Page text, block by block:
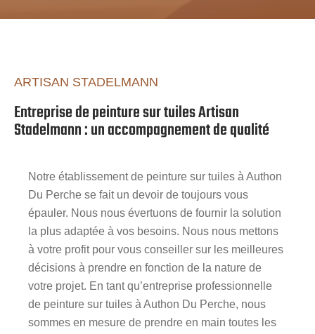
ARTISAN STADELMANN
Entreprise de peinture sur tuiles Artisan
Stadelmann : un accompagnement de qualité
Notre établissement de peinture sur tuiles à Authon
Du Perche se fait un devoir de toujours vous
épauler. Nous nous évertuons de fournir la solution
la plus adaptée à vos besoins. Nous nous mettons
à votre profit pour vous conseiller sur les meilleures
décisions à prendre en fonction de la nature de
votre projet. En tant qu’entreprise professionnelle
de peinture sur tuiles à Authon Du Perche, nous
sommes en mesure de prendre en main toutes les